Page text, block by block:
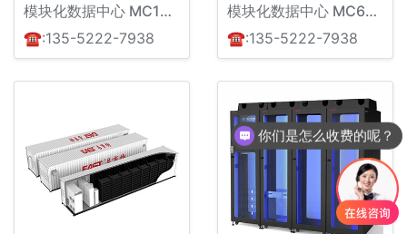
模块化数据中心 MC1000 系列产品
☎:135-5222-7938
模块化数据中心 MC6000 系列产品
☎:135-5222-7938
你们是怎么收费的呢？